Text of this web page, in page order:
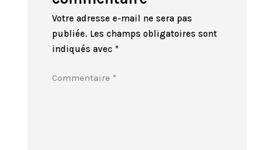
Votre adresse e-mail ne sera pas
publiée. Les champs obligatoires sont
indiqués avec *